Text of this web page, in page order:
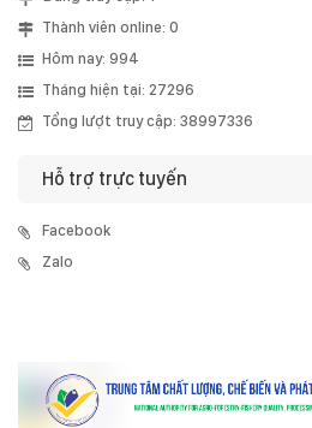
Thành viên online: 0
Hôm nay: 994
Tháng hiện tại: 27296
Tổng lượt truy cập: 38997336
Hỗ trợ trực tuyến
Facebook
Zalo